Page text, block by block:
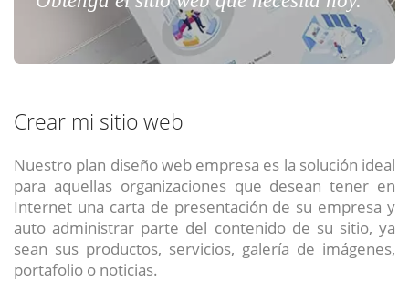
Crear mi sitio web
Nuestro plan diseño web empresa es la solución ideal
para aquellas organizaciones que desean tener en
Internet una carta de presentación de su empresa y
auto administrar parte del contenido de su sitio, ya
sean sus productos, servicios, galería de imágenes,
portafolio o noticias.